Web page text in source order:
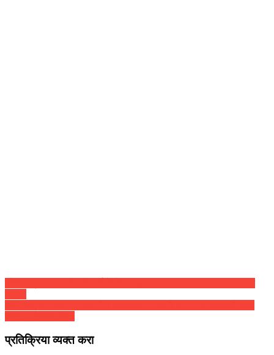
पोस्टचे
नॅव्हिगेशन
प्रतिक्रिया व्यक्त करा